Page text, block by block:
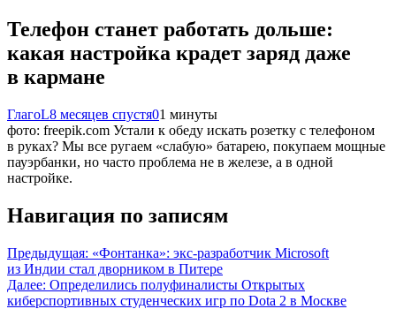
Телефон станет работать дольше:
какая настройка крадет заряд даже
в кармане
ГлагоL8 месяцев спустя01 минуты
фото: freepik.com Устали к обеду искать розетку с телефоном
в руках? Мы все ругаем «слабую» батарею, покупаем мощные
пауэрбанки, но часто проблема не в железе, а в одной
настройке.
Навигация по записям
Предыдущая: «Фонтанка»: экс-разработчик Microsoft
из Индии стал дворником в Питере
Далее: Определились полуфиналисты Открытых
киберспортивных студенческих игр по Dota 2 в Москве